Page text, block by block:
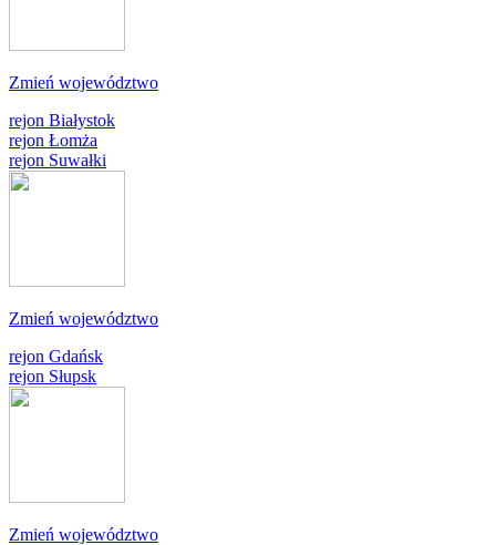
Zmień województwo
rejon Białystok
rejon Łomża
rejon Suwałki
Zmień województwo
rejon Gdańsk
rejon Słupsk
Zmień województwo